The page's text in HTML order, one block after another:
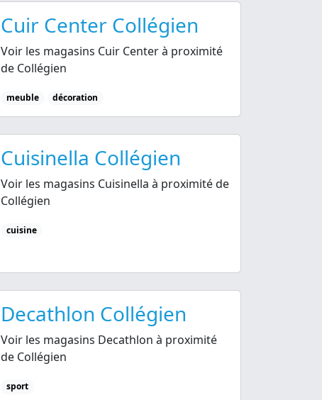
Cuir Center Collégien
Voir les magasins Cuir Center à proximité
de Collégien
meuble décoration
Cuisinella Collégien
Voir les magasins Cuisinella à proximité de
Collégien
cuisine
Decathlon Collégien
Voir les magasins Decathlon à proximité
de Collégien
sport